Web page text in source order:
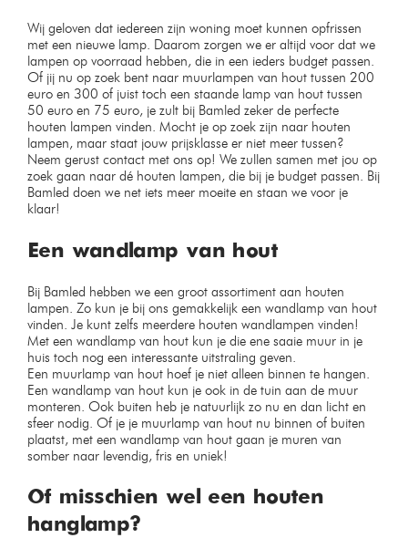
Wij geloven dat iedereen zijn woning moet kunnen opfrissen
met een nieuwe lamp. Daarom zorgen we er altijd voor dat we
lampen op voorraad hebben, die in een ieders budget passen.
Of jij nu op zoek bent naar muurlampen van hout tussen 200
euro en 300 of juist toch een staande lamp van hout tussen
50 euro en 75 euro, je zult bij Bamled zeker de perfecte
houten lampen vinden. Mocht je op zoek zijn naar houten
lampen, maar staat jouw prijsklasse er niet meer tussen?
Neem gerust contact met ons op! We zullen samen met jou op
zoek gaan naar dé houten lampen, die bij je budget passen. Bij
Bamled doen we net iets meer moeite en staan we voor je
klaar!
Een wandlamp van hout
Bij Bamled hebben we een groot assortiment aan houten
lampen. Zo kun je bij ons gemakkelijk een wandlamp van hout
vinden. Je kunt zelfs meerdere houten wandlampen vinden!
Met een wandlamp van hout kun je die ene saaie muur in je
huis toch nog een interessante uitstraling geven.
Een muurlamp van hout hoef je niet alleen binnen te hangen.
Een wandlamp van hout kun je ook in de tuin aan de muur
monteren. Ook buiten heb je natuurlijk zo nu en dan licht en
sfeer nodig. Of je je muurlamp van hout nu binnen of buiten
plaatst, met een wandlamp van hout gaan je muren van
somber naar levendig, fris en uniek!
Of misschien wel een houten
hanglamp?